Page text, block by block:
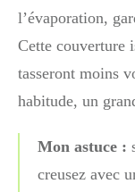
l’évaporation,
Cette couverture
tasseront moins
habitude, un
Mon astuce :
creusez avec